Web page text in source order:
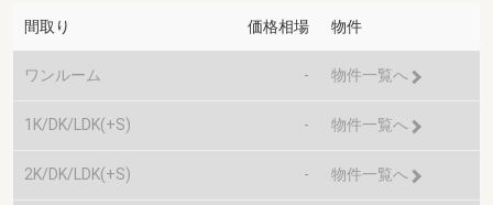
間取り 価格相場 物件
ワンルーム - 物件一覧へ
1K/DK/LDK(+S) - 物件一覧へ
2K/DK/LDK(+S) - 物件一覧へ